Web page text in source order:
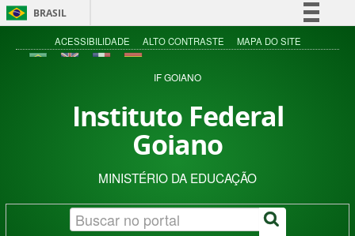
BRASIL
Simplifique!
Acesso à informação
ACESSIBILIDADE ALTO CONTRASTE MAPA DO SITE
IF GOIANO
Instituto Federal
Goiano
MINISTÉRIO DA EDUCAÇÃO